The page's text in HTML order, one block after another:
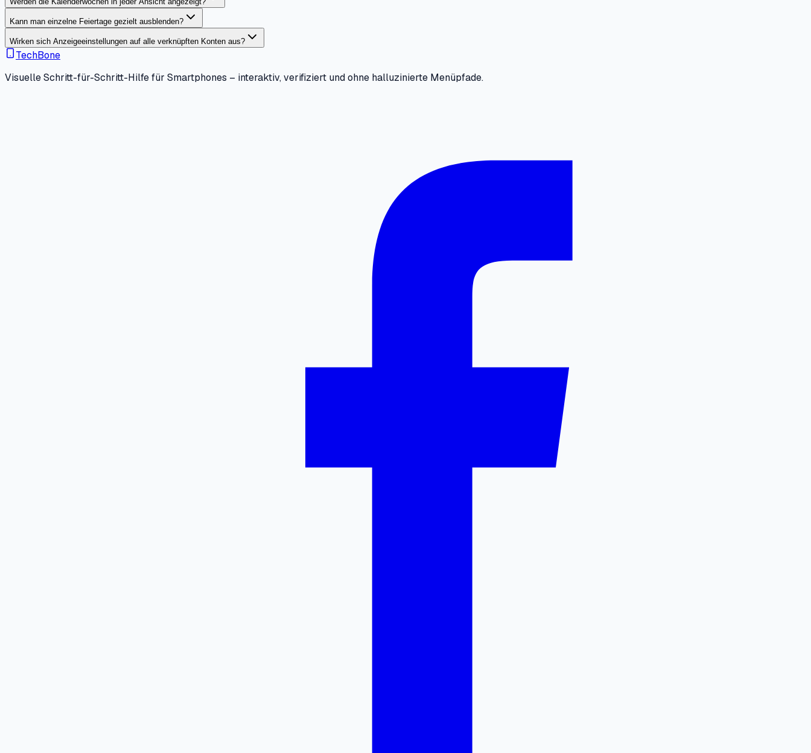
Kann man einzelne Feiertage gezielt ausblenden?
Wirken sich Anzeigeeinstellungen auf alle verknüpften Konten aus?
TechBone
Visuelle Schritt-für-Schritt-Hilfe für Smartphones – interaktiv, verifiziert und ohne halluzinierte Menüpfade.